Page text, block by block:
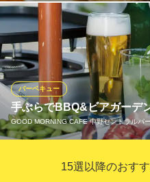
東京都中野区中野5-50-9 リカムビル
クラフトビールに合う料理を常
をはじめ、本場仕立てのフィ
竜田揚げなど、つまみから食事
です。個性豊かなビールの味
気に入りの一杯と一緒に、自
い。
中野ビール工房
ＪＲ中央線中野駅 徒歩5分
東京都中野区中野5-53-4
手ぶらでBBQ&ビアガーデ
GOOD MORNING CAFE 中野セントラルパ
バーベキュー
手ぶらでBBQ&ビアガーデンと
野！！ BBQは3月〜11月末ま
15選以降のおす